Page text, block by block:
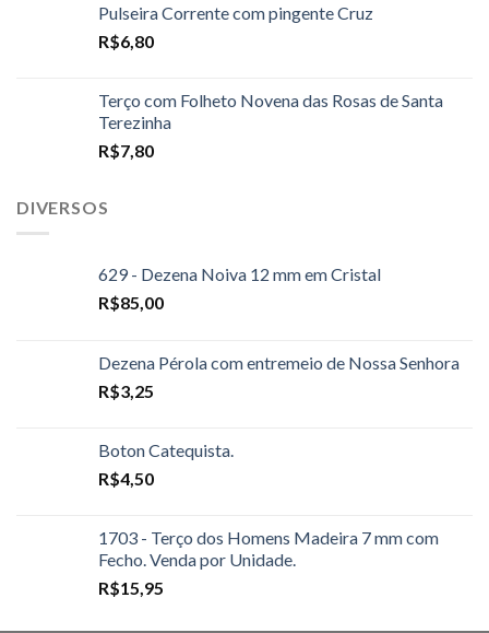
Pulseira Corrente com pingente Cruz
R$6,80
Terço com Folheto Novena das Rosas de Santa
Terezinha
R$7,80
DIVERSOS
629 - Dezena Noiva 12 mm em Cristal
R$85,00
Dezena Pérola com entremeio de Nossa Senhora
R$3,25
Boton Catequista.
R$4,50
1703 - Terço dos Homens Madeira 7 mm com
Fecho. Venda por Unidade.
R$15,95